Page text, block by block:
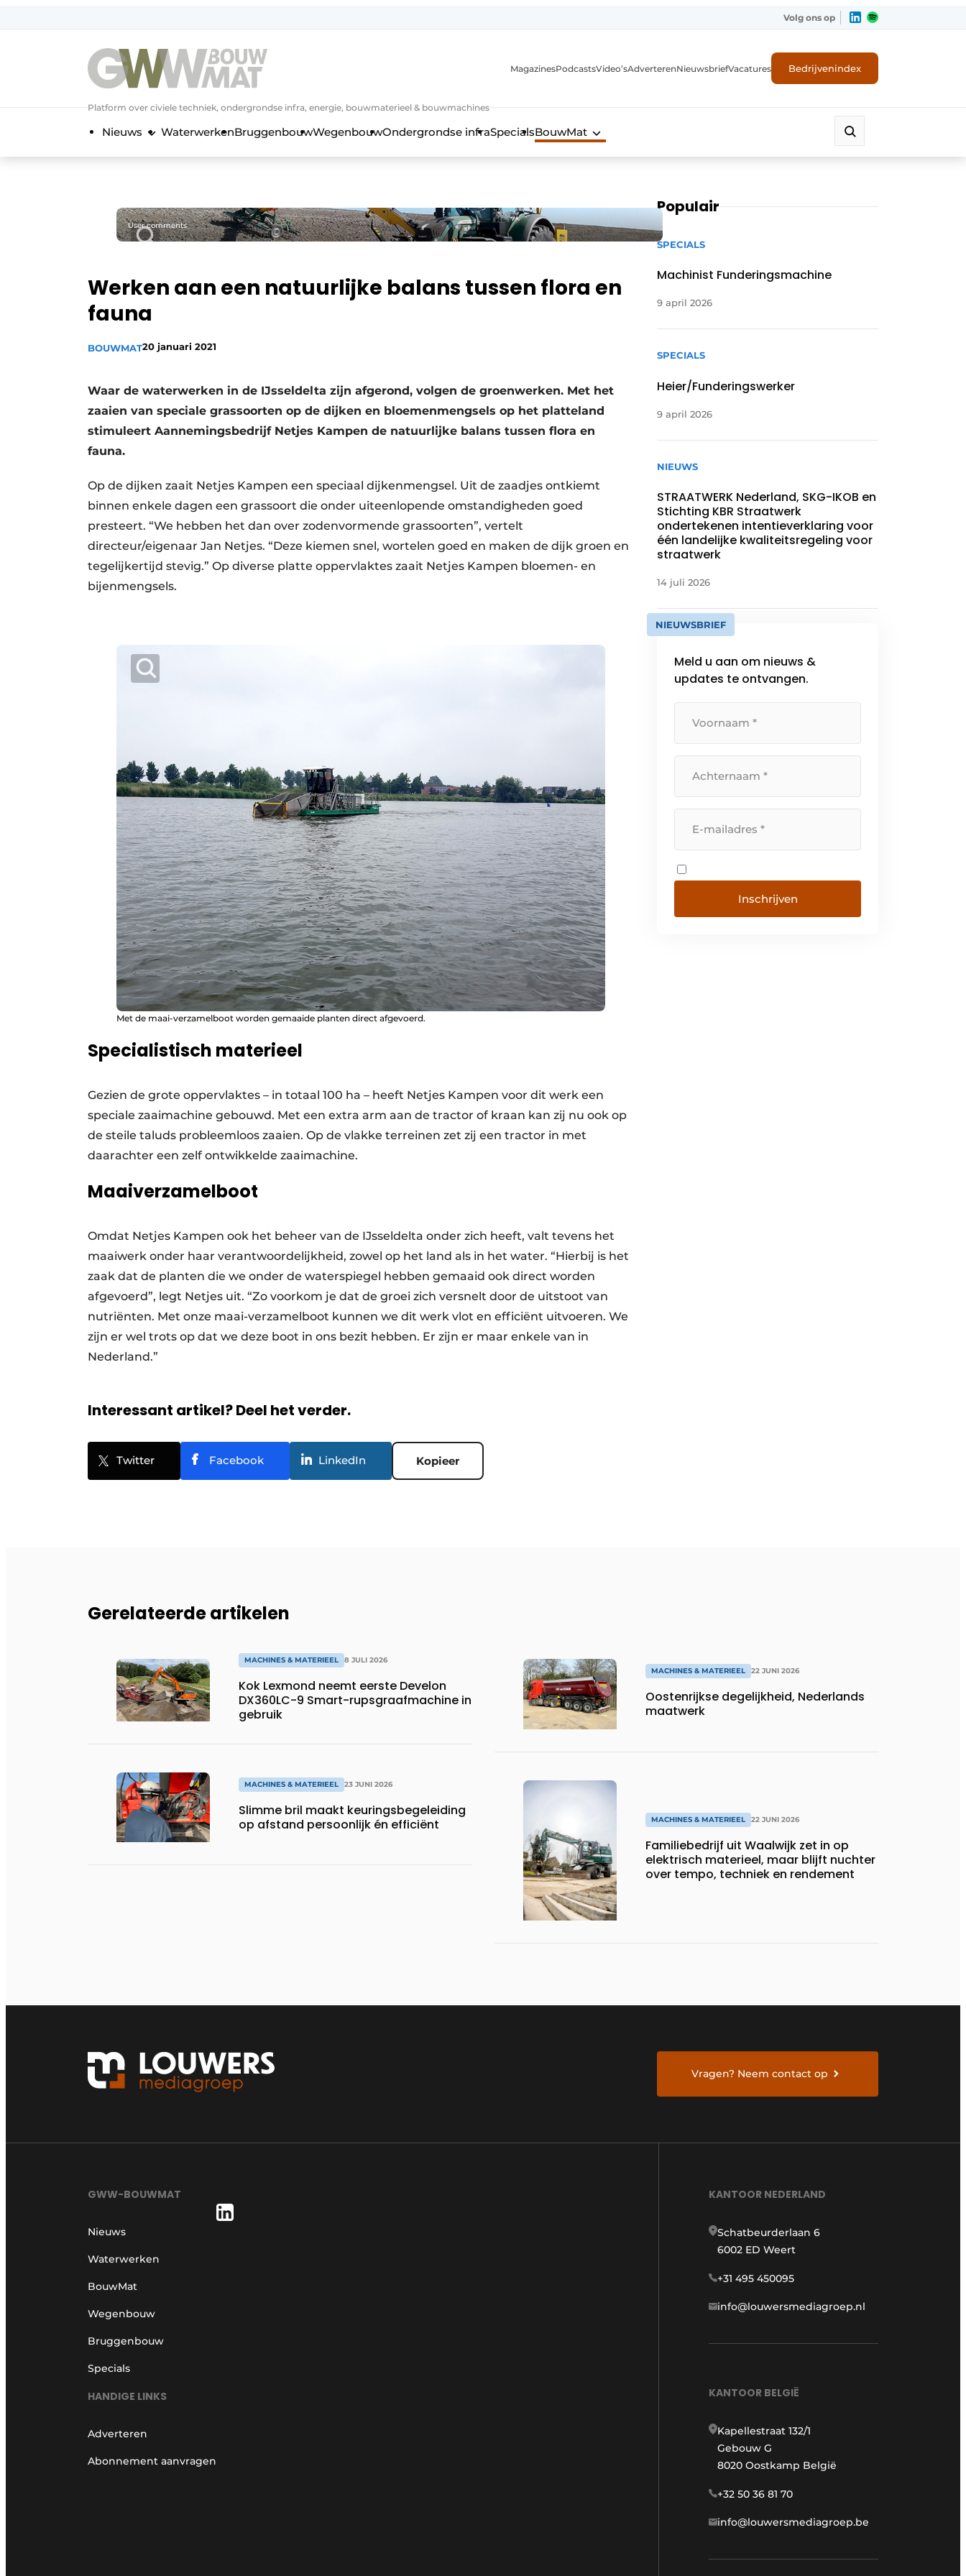
Volg ons op
Platform over civiele techniek, ondergrondse infra, energie, bouwmaterieel & bouwmachines
MagazinesPodcastsVideo’sAdverterenNieuwsbriefVacatures Bedrijvenindex
Nieuws WaterwerkenBruggenbouwWegenbouwOndergrondse infraSpecialsBouwMat
User comments
Werken aan een natuurlijke balans tussen flora en
fauna
BOUWMAT20 januari 2021
Waar de waterwerken in de IJsseldelta zijn afgerond, volgen de groenwerken. Met het
zaaien van speciale grassoorten op de dijken en bloemenmengsels op het platteland
stimuleert Aannemingsbedrijf Netjes Kampen de natuurlijke balans tussen flora en
fauna.
Op de dijken zaait Netjes Kampen een speciaal dijkenmengsel. Uit de zaadjes ontkiemt
binnen enkele dagen een grassoort die onder uiteenlopende omstandigheden goed
presteert. “We hebben het dan over zodenvormende grassoorten”, vertelt
directeur/eigenaar Jan Netjes. “Deze kiemen snel, wortelen goed en maken de dijk groen en
tegelijkertijd stevig.” Op diverse platte oppervlaktes zaait Netjes Kampen bloemen- en
bijenmengsels.
Met de maai-verzamelboot worden gemaaide planten direct afgevoerd.
Specialistisch materieel
Gezien de grote oppervlaktes – in totaal 100 ha – heeft Netjes Kampen voor dit werk een
speciale zaaimachine gebouwd. Met een extra arm aan de tractor of kraan kan zij nu ook op
de steile taluds probleemloos zaaien. Op de vlakke terreinen zet zij een tractor in met
daarachter een zelf ontwikkelde zaaimachine.
Maaiverzamelboot
Omdat Netjes Kampen ook het beheer van de IJsseldelta onder zich heeft, valt tevens het
maaiwerk onder haar verantwoordelijkheid, zowel op het land als in het water. “Hierbij is het
zaak dat de planten die we onder de waterspiegel hebben gemaaid ook direct worden
afgevoerd”, legt Netjes uit. “Zo voorkom je dat de groei zich versnelt door de uitstoot van
nutriënten. Met onze maai-verzamelboot kunnen we dit werk vlot en efficiënt uitvoeren. We
zijn er wel trots op dat we deze boot in ons bezit hebben. Er zijn er maar enkele van in
Nederland.”
Interessant artikel? Deel het verder.
Twitter Facebook LinkedIn Kopieer
Populair
SPECIALS
Machinist Funderingsmachine
9 april 2026
SPECIALS
Heier/Funderingswerker
9 april 2026
NIEUWS
STRAATWERK Nederland, SKG-IKOB en
Stichting KBR Straatwerk
ondertekenen intentieverklaring voor
één landelijke kwaliteitsregeling voor
straatwerk
14 juli 2026
NIEUWSBRIEF
Meld u aan om nieuws &
updates te ontvangen.
Inschrijven
Gerelateerde artikelen
MACHINES & MATERIEEL 8 JULI 2026
Kok Lexmond neemt eerste Develon
DX360LC-9 Smart-rupsgraafmachine in
gebruik
MACHINES & MATERIEEL 23 JUNI 2026
Slimme bril maakt keuringsbegeleiding
op afstand persoonlijk én efficiënt
MACHINES & MATERIEEL 22 JUNI 2026
Oostenrijkse degelijkheid, Nederlands
maatwerk
MACHINES & MATERIEEL 22 JUNI 2026
Familiebedrijf uit Waalwijk zet in op
elektrisch materieel, maar blijft nuchter
over tempo, techniek en rendement
Vragen? Neem contact op
GWW-BOUWMAT
Nieuws
Waterwerken
BouwMat
Wegenbouw
Bruggenbouw
Specials
HANDIGE LINKS
Adverteren
Abonnement aanvragen
KANTOOR NEDERLAND
Schatbeurderlaan 6
6002 ED Weert
+31 495 450095
info@louwersmediagroep.nl
KANTOOR BELGIË
Kapellestraat 132/1
Gebouw G
8020 Oostkamp België
+32 50 36 81 70
info@louwersmediagroep.be